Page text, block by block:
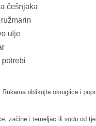
češnjaka
ulje
potrebi
oblikujte okruglice i
začine i temeljac ili vodu od